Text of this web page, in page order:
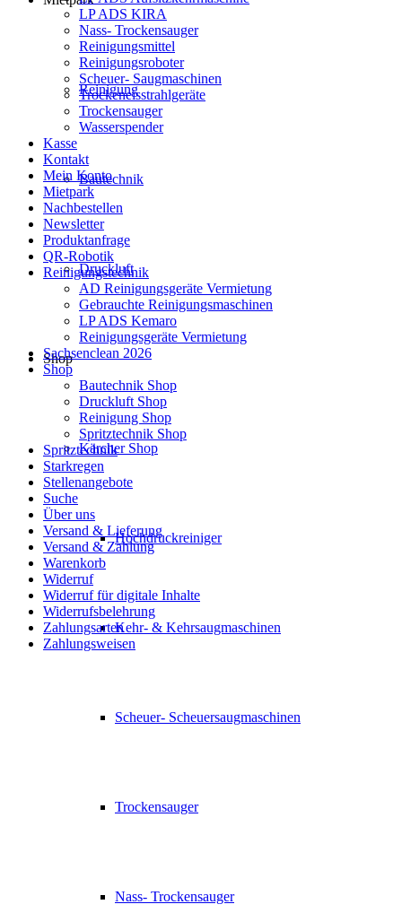
Reinigung
Bautechnik
Druckluft
Shop
Kärcher Shop
Hochdruckreiniger
Kehr- & Kehrsaugmaschinen
Scheuer- Scheuersaugmaschinen
Trockensauger
Nass- Trockensauger
LP ADS KIRA
Nass- Trockensauger
Reinigungsmittel
Reinigungsroboter
Scheuer- Saugmaschinen
Trockeneisstrahlgeräte
Trockensauger
Wasserspender
Kasse
Kontakt
Mein Konto
Mietpark
Nachbestellen
Newsletter
Produktanfrage
QR-Robotik
Reinigungstechnik
AD Reinigungsgeräte Vermietung
Gebrauchte Reinigungsmaschinen
LP ADS Kemaro
Reinigungsgeräte Vermietung
Sachsenclean 2026
Shop
Bautechnik Shop
Druckluft Shop
Reinigung Shop
Spritztechnik Shop
Spritztechnik
Starkregen
Stellenangebote
Suche
Über uns
Versand & Lieferung
Versand & Zahlung
Warenkorb
Widerruf
Widerruf für digitale Inhalte
Widerrufsbelehrung
Zahlungsarten
Zahlungsweisen